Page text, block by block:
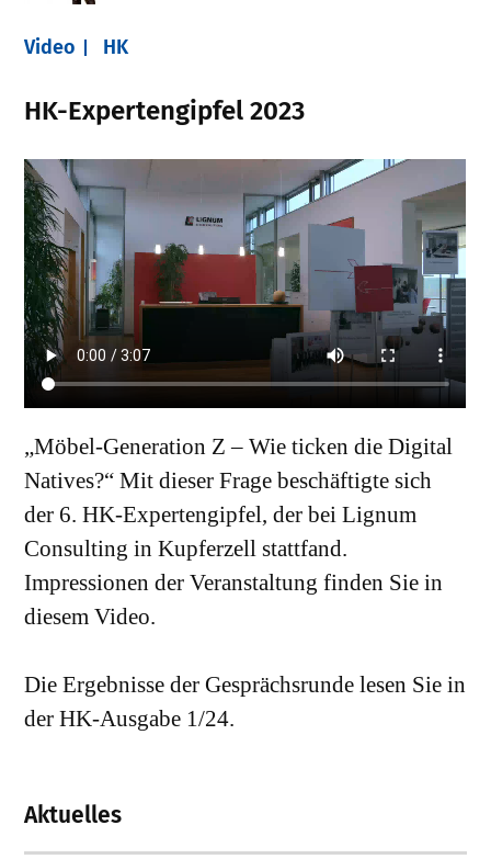
Video HK
HK-Expertengipfel 2023
„Möbel-Generation Z – Wie ticken die Digital
Natives?“ Mit dieser Frage beschäftigte sich
der 6. HK-Expertengipfel, der bei Lignum
Consulting in Kupferzell stattfand.
Impressionen der Veranstaltung finden Sie in
diesem Video.
Die Ergebnisse der Gesprächsrunde lesen Sie in
der HK-Ausgabe 1/24.
Aktuelles